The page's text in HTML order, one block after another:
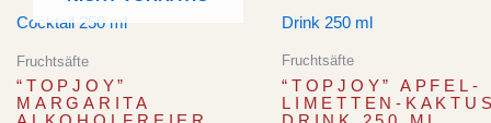
Fruchtsäfte
“TOPJOY”
MARGARITA
Fruchtsäfte
“TOPJOY” APFEL-
LIMETTEN-